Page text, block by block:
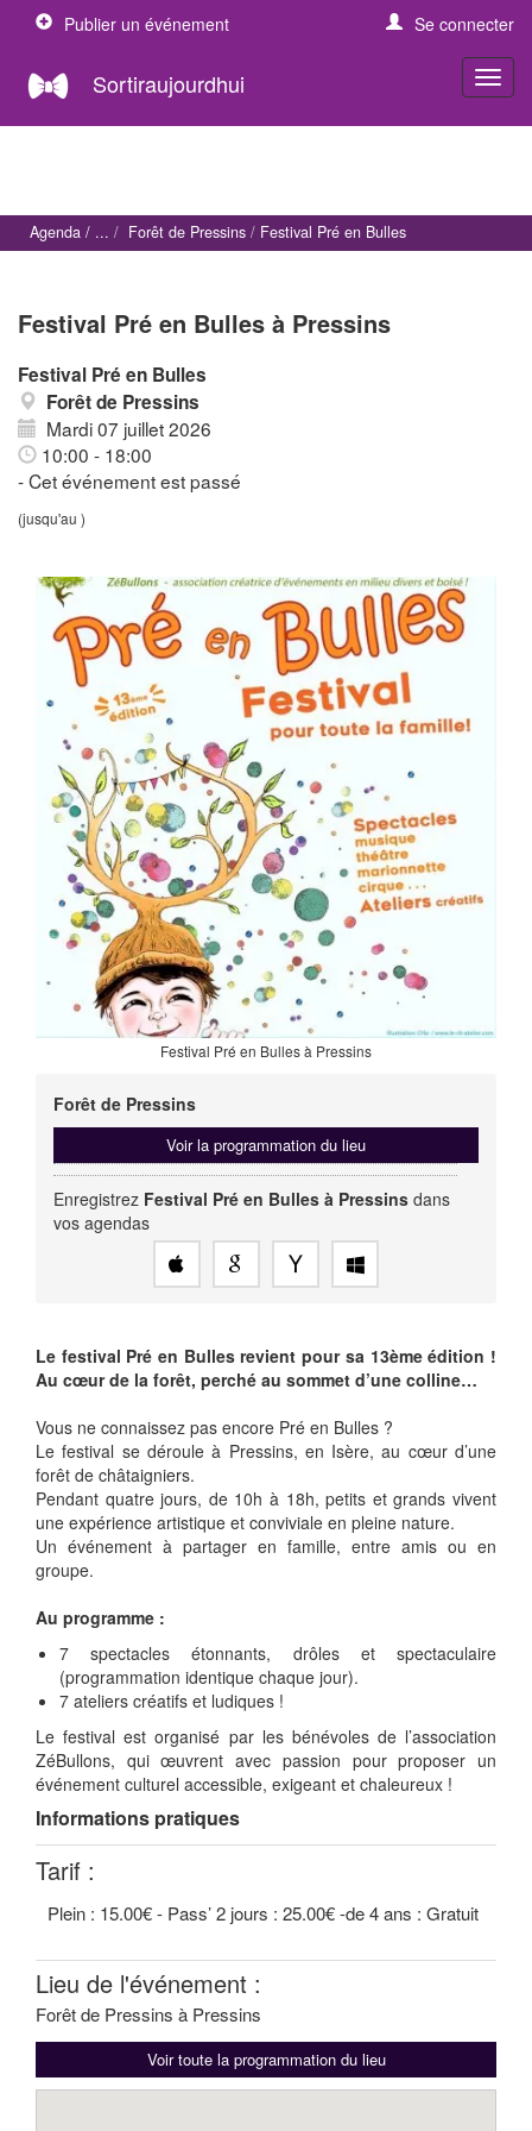
Publier un événement Se connecter
Sortiraujourdhui
Agenda Forêt de Pressins Festival Pré en Bulles
Festival Pré en Bulles à Pressins
Festival Pré en Bulles
Forêt de Pressins
Mardi 07 juillet 2026
10:00 - 18:00
- Cet événement est passé
(jusqu'au )
Festival Pré en Bulles à Pressins
Forêt de Pressins
Voir la programmation du lieu
Enregistrez Festival Pré en Bulles à Pressins dans
vos agendas
Le festival Pré en Bulles revient pour sa 13ème édition !
Au cœur de la forêt, perché au sommet d’une colline…
Vous ne connaissez pas encore Pré en Bulles ?
Le festival se déroule à Pressins, en Isère, au cœur d’une
forêt de châtaigniers.
Pendant quatre jours, de 10h à 18h, petits et grands vivent
une expérience artistique et conviviale en pleine nature.
Un événement à partager en famille, entre amis ou en
groupe.
Au programme :
7 spectacles étonnants, drôles et spectaculaire
(programmation identique chaque jour).
7 ateliers créatifs et ludiques !
Le festival est organisé par les bénévoles de l’association
ZéBullons, qui œuvrent avec passion pour proposer un
événement culturel accessible, exigeant et chaleureux !
Informations pratiques
Tarif :
Plein : 15.00€ - Pass’ 2 jours : 25.00€ -de 4 ans : Gratuit
Lieu de l'événement :
Forêt de Pressins à Pressins
Voir toute la programmation du lieu